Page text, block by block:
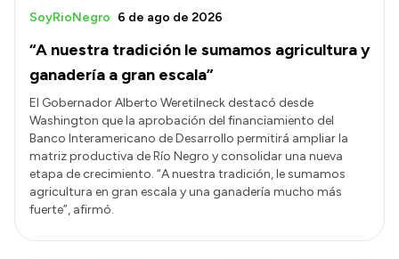
“A nuestra tradición le sumamos agricultura y
ganadería a gran escala”
SoyRioNegro 6 de ago de 2026
El Gobernador Alberto Weretilneck destacó desde
Washington que la aprobación del financiamiento del
Banco Interamericano de Desarrollo permitirá ampliar la
matriz productiva de Río Negro y consolidar una nueva
etapa de crecimiento. “A nuestra tradición, le sumamos
agricultura en gran escala y una ganadería mucho más
fuerte”, afirmó.